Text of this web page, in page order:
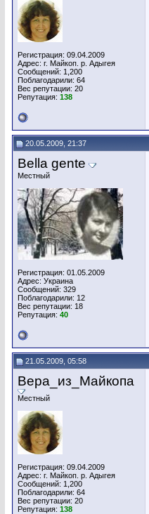
Регистрация: 09.04.2009
Адрес: г. Майкоп. р. Адыгея
Сообщений: 1,200
Поблагодарили: 64
Вес репутации: 20
Репутация: 138
20.05.2009, 21:37
Bella gente
Местный
Регистрация: 01.05.2009
Адрес: Украина
Сообщений: 329
Поблагодарили: 12
Вес репутации: 18
Репутация: 40
21.05.2009, 05:58
Вера_из_Майкопа
Местный
Регистрация: 09.04.2009
Адрес: г. Майкоп. р. Адыгея
Сообщений: 1,200
Поблагодарили: 64
Вес репутации: 20
Репутация: 138